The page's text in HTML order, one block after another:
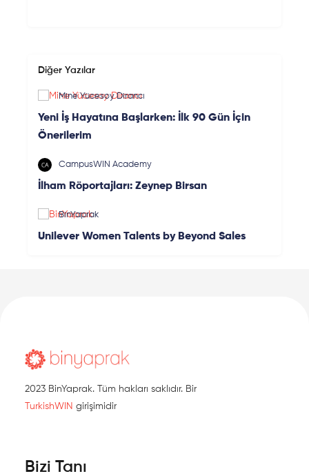
Diğer Yazılar
Mine Yücesoy Dirancı
Yeni İş Hayatına Başlarken: İlk 90 Gün İçin
Önerilerim
CampusWIN Academy
İlham Röportajları: Zeynep Birsan
BinYaprak
Unilever Women Talents by Beyond Sales
2023 BinYaprak. Tüm hakları saklıdır. Bir
TurkishWIN girişimidir
Bizi Tanı